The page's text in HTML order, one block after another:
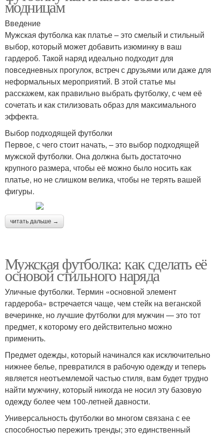
модницам
Введение
Мужская футболка как платье – это смелый и стильный
выбор, который может добавить изюминку в ваш
гардероб. Такой наряд идеально подходит для
повседневных прогулок, встреч с друзьями или даже для
неформальных мероприятий. В этой статье мы
расскажем, как правильно выбрать футболку, с чем её
сочетать и как стилизовать образ для максимального
эффекта.
Выбор подходящей футболки
Первое, с чего стоит начать, – это выбор подходящей
мужской футболки. Она должна быть достаточно
крупного размера, чтобы её можно было носить как
платье, но не слишком велика, чтобы не терять вашей
фигуры.
читать дальше →
Мужская футболка: как сделать её
основой стильного наряда
Уличные футболки. Термин «основной элемент
гардероба» встречается чаще, чем стейк на веганской
вечеринке, но лучшие футболки для мужчин — это тот
предмет, к которому его действительно можно
применить.
Предмет одежды, который начинался как исключительно
нижнее белье, превратился в рабочую одежду и теперь
является неотъемлемой частью стиля, вам будет трудно
найти мужчину, который никогда не носил эту базовую
одежду более чем 100-летней давности.
Универсальность футболки во многом связана с ее
способностью пережить тренды; это единственный